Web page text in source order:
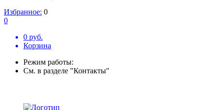
Избранное: 0
0
0 руб.
Корзина
Режим работы:
См. в разделе "Контакты"